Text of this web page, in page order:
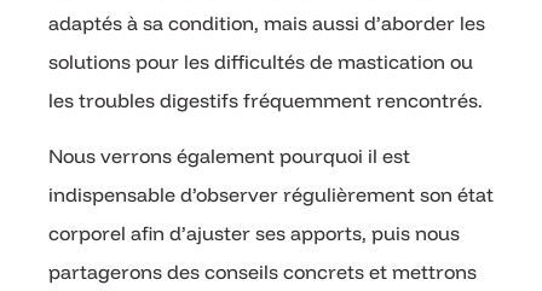
adaptés à sa condition, mais aussi d’aborder les
solutions pour les difficultés de mastication ou
les troubles digestifs fréquemment rencontrés.
Nous verrons également pourquoi il est
indispensable d’observer régulièrement son état
corporel afin d’ajuster ses apports, puis nous
partagerons des conseils concrets et mettrons